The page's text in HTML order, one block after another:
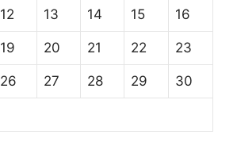
12 13 14 15 16
19 20 21 22 23
26 27 28 29 30